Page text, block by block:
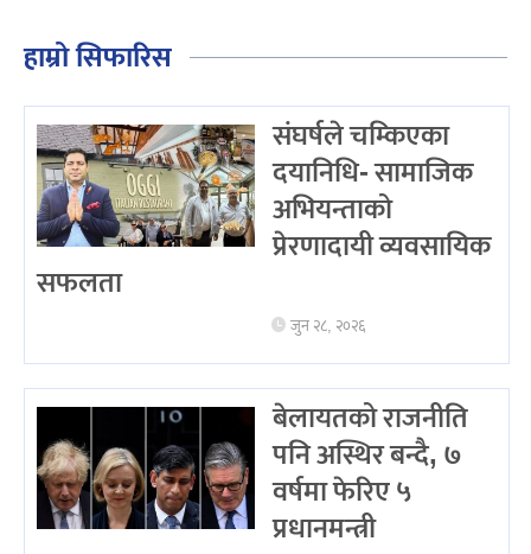
हाम्रो सिफारिस
संघर्षले चम्किएका
दयानिधि- सामाजिक
अभियन्ताको
प्रेरणादायी व्यवसायिक
सफलता
जुन २८, २०२६
बेलायतको राजनीति
पनि अस्थिर बन्दै, ७
वर्षमा फेरिए ५
प्रधानमन्त्री